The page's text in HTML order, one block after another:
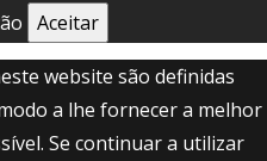
Aceitar
website são definidas
a lhe fornecer a melhor
Se continuar a utilizar